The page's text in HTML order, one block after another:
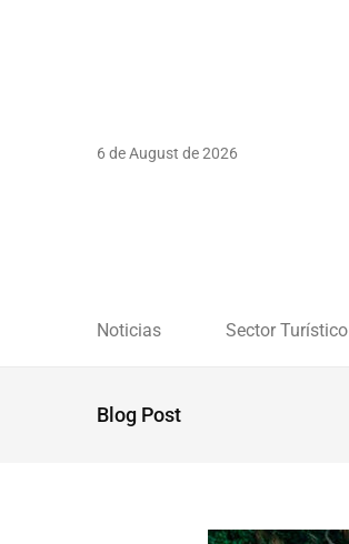
6 de August de 2026
Noticias Sector Turístico
Blog Post